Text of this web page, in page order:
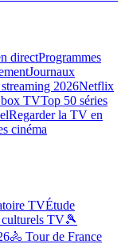
directProgrammes
Journaux
2026Netflix
TVTop 50 séries
Regarder la TV en
cinéma
TVÉtude
culturels TV🎾
🚴 Tour de France